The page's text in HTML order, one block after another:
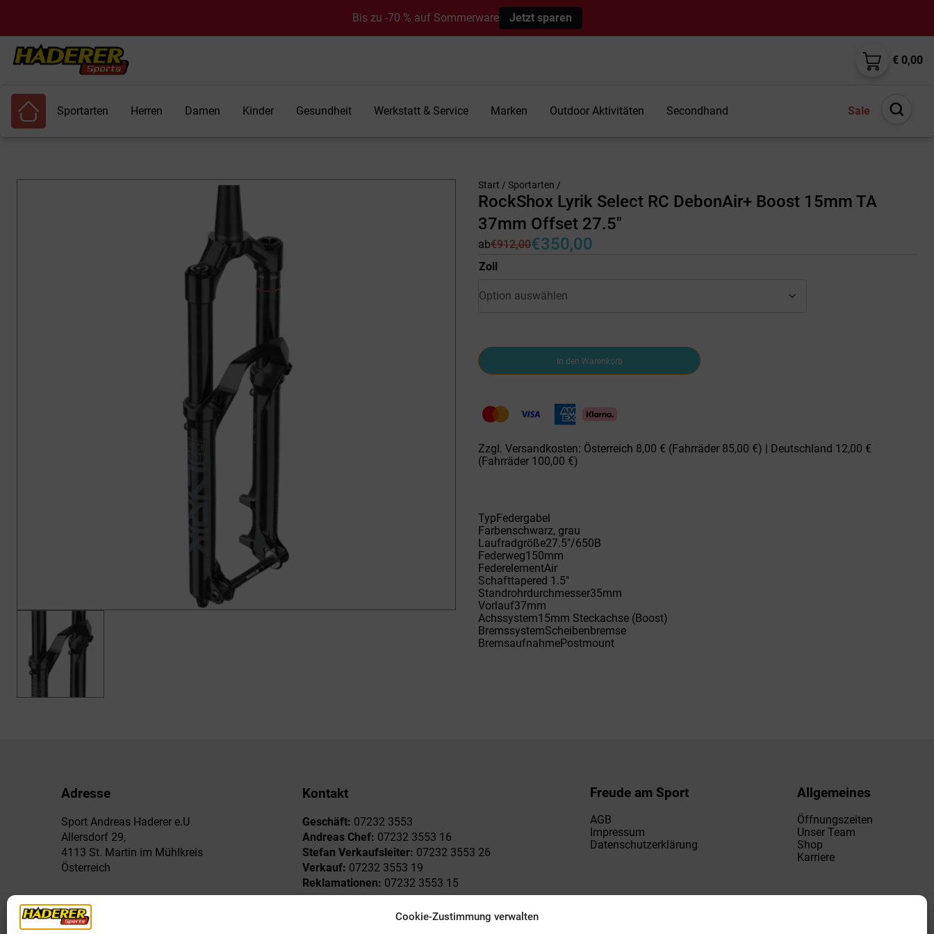
Cookie-Zustimmung verwalten
Bis zu -70 % auf Sommerware Jetzt sparen
€ 0,00
Sportarten Herren Damen Kinder Gesundheit Werkstatt & Service Marken Outdoor Aktivitäten Secondhand Sale
Suche
Start / Sportarten /
RockShox Lyrik Select RC DebonAir+ Boost 15mm TA
37mm Offset 27.5″
ab€912,00
Ursprünglicher
Preis
war:
€350,00
Aktueller
Preis
ist:
Zoll
RockShox
Lyrik
Select
Boost
15mm
37mm
Offset
In den Warenkorb
Zzgl. Versandkosten: Österreich 8,00 € (Fahrräder 85,00 €) | Deutschland 12,00 €
(Fahrräder 100,00 €)
TypFedergabel
Farbenschwarz, grau
Laufradgröße27.5"/​650B
Federweg150mm
FederelementAir
Schafttapered 1.5"
Standrohrdurchmesser35mm
Vorlauf37mm
Achssystem15mm Steckachse (Boost)
BremssystemScheibenbremse
BremsaufnahmePostmount
Adresse
Sport Andreas Haderer e.U
Allersdorf 29,
4113 St. Martin im Mühlkreis
Österreich
Kontakt
Geschäft: 07232 3553
Andreas Chef: 07232 3553 16
Stefan Verkaufsleiter: 07232 3553 26
Verkauf: 07232 3553 19
Reklamationen: 07232 3553 15
Freude am Sport
AGB
Impressum
Datenschutzerklärung
Allgemeines
Öffnungszeiten
Unser Team
Shop
Karriere